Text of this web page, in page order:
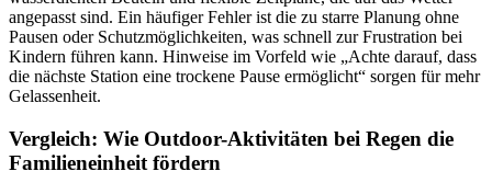
angepasst sind. Ein häufiger Fehler ist die zu starre Planung ohne
Pausen oder Schutzmöglichkeiten, was schnell zur Frustration bei
Kindern führen kann. Hinweise im Vorfeld wie „Achte darauf, dass
die nächste Station eine trockene Pause ermöglicht“ sorgen für mehr
Gelassenheit.
Vergleich: Wie Outdoor-Aktivitäten bei Regen die
Familieneinheit fördern